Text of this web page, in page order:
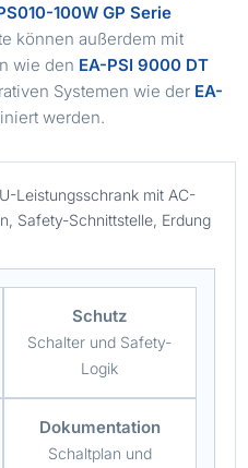
100W GP Serie
können außerdem mit
wie den EA-PSI 9000 DT
Systemen wie der EA-
werden.
Leistungsschrank mit AC-
Safety-Schnittstelle, Erdung
Schutz
Schalter und Safety-
Logik
Dokumentation
Schaltplan und